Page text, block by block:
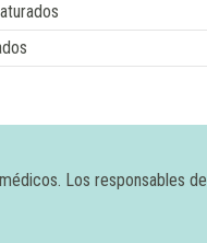
Los responsables de